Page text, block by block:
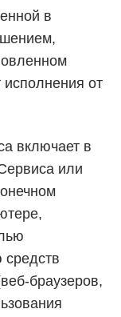
в
исполнения от
включает в
или
браузеров,